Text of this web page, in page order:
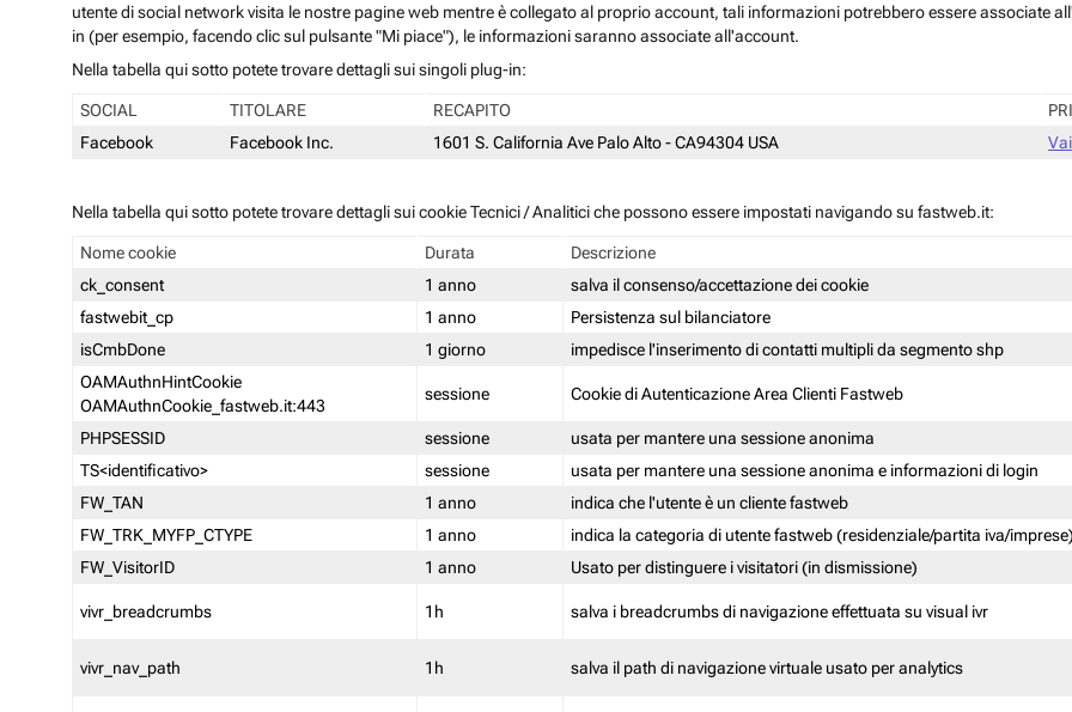
utente di social network visita le nostre pagine web mentre è collegato al proprio account, tali informazioni potrebbero essere associate
in (per esempio, facendo clic sul pulsante "Mi piace"), le informazioni saranno associate all'account.
Nella tabella qui sotto potete trovare dettagli sui singoli plug-in:
SOCIAL TITOLARE RECAPITO
Facebook
Facebook Inc. 1601 S. California Ave Palo Alto - CA94304 USA
Nella tabella qui sotto potete trovare dettagli sui cookie Tecnici / Analitici che possono essere impostati navigando su fastweb.it:
Nome cookie Durata
Descrizione
ck_consent
1 anno
salva il consenso/accettazione dei cookie
fastwebit_cp
1 anno
Persistenza sul bilanciatore
isCmbDone
1 giorno
impedisce l'inserimento di contatti multipli da segmento shp
OAMAuthnHintCookie
OAMAuthnCookie_fastweb.it:443
sessione Cookie di Autenticazione Area Clienti Fastweb
PHPSESSID sessione
usata per mantere una sessione anonima
TS<identificativo>
sessione
usata per mantere una sessione anonima e informazioni di login
FW_TAN
1 anno
indica che l'utente è un cliente fastweb
FW_TRK_MYFP_CTYPE
1 anno
indica la categoria di utente fastweb (residenziale/partita iva/
FW_VisitorID
1 anno Usato per distinguere i visitatori (in dismissione)
vivr_breadcrumbs 1h salva i breadcrumbs di navigazione effettuata su visual ivr
vivr_nav_path 1h salva il path di navigazione virtuale usato per analytics